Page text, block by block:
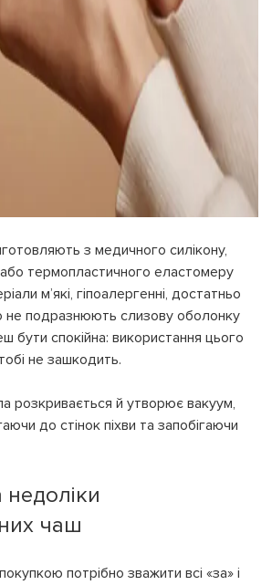
з медичного силікону,
термопластичного еластомеру
м’які, гіпоалергенні, достатньо
не подразнюють слизову оболонку
бути спокійна: використання цього
не зашкодить.
розкривається й утворює вакуум,
до стінок піхви та запобігаючи
чаш
потрібно зважити всі «за» і